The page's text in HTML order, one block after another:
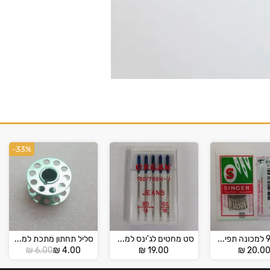
מחט 90 למכונה תפירה ביתית Singer
₪ 20.00
סט מחטים לג'ינס למכונה ביתית – גינס ORAGON
₪ 19.00
-33%
סליל תחתון מתכת למכונות תפירה ביתיות
₪6.00
המחיר
היה:
₪ 4.00
המחיר
הוא: